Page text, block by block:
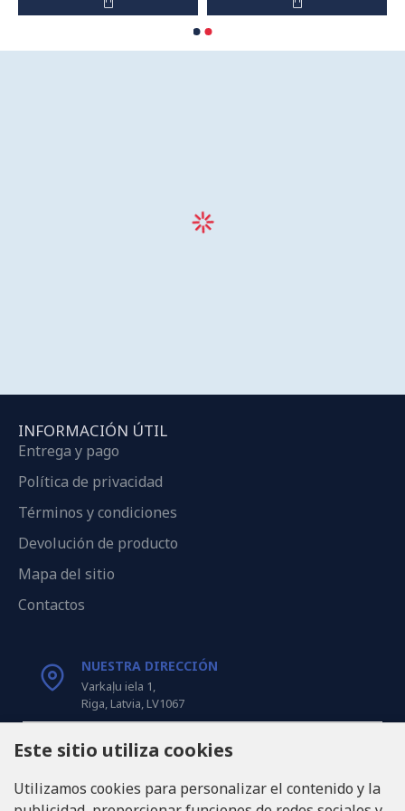
INFORMACIÓN ÚTIL
Entrega y pago
Política de privacidad
Términos y condiciones
Devolución de producto
Mapa del sitio
Contactos
NUESTRA DIRECCIÓN
Varkaļu iela 1,
Riga, Latvia, LV1067
LLÁMANOS
Este sitio utiliza cookies
Utilizamos cookies para personalizar el contenido y la